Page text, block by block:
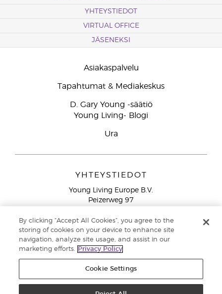
YHTEYSTIEDOT
VIRTUAL OFFICE
JÄSENEKSI
Asiakaspalvelu
Tapahtumat & Mediakeskus
D. Gary Young -säätiö
Young Living- Blogi
Ura
YHTEYSTIEDOT
Young Living Europe B.V.
Peizerweg 97
Netherlands
Ilmainen yhteydenotto lankanumeroista Suomesta
913 239
Email: asiakaspalvelu@youngliving.com
By clicking “Accept All Cookies”, you agree to the
storing of cookies on your device to enhance site
navigation, analyze site usage, and assist in our
marketing efforts.
Privacy Policy
Cookie Settings